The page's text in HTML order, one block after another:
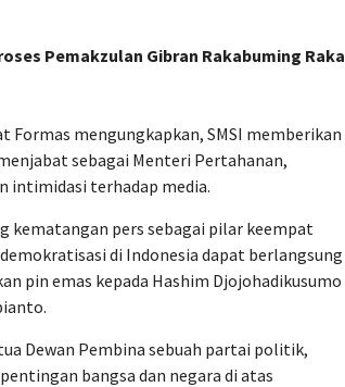
Pemakzulan Gibran Rakabuming Raka
Formas mengungkapkan, SMSI memberikan
sebagai Menteri Pertahanan,
intimidasi terhadap media.
kematangan pers sebagai pilar keempat
di Indonesia dapat berlangsung
pin emas kepada Hashim Djojohadikusumo
Dewan Pembina sebuah partai politik,
bangsa dan negara di atas